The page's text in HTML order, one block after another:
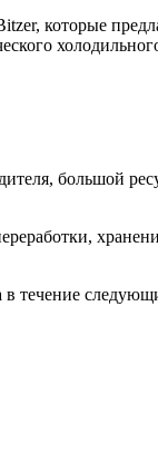
которые
большой